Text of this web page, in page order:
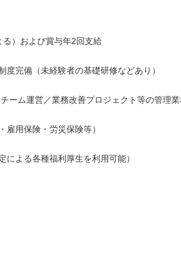
）および賞与年2回支給
完備（未経験者の基礎研修などあり）
ーム運営／業務改善プロジェクト等の管理
雇用保険・労災保険等）
よる各種福利厚生を利用可能）